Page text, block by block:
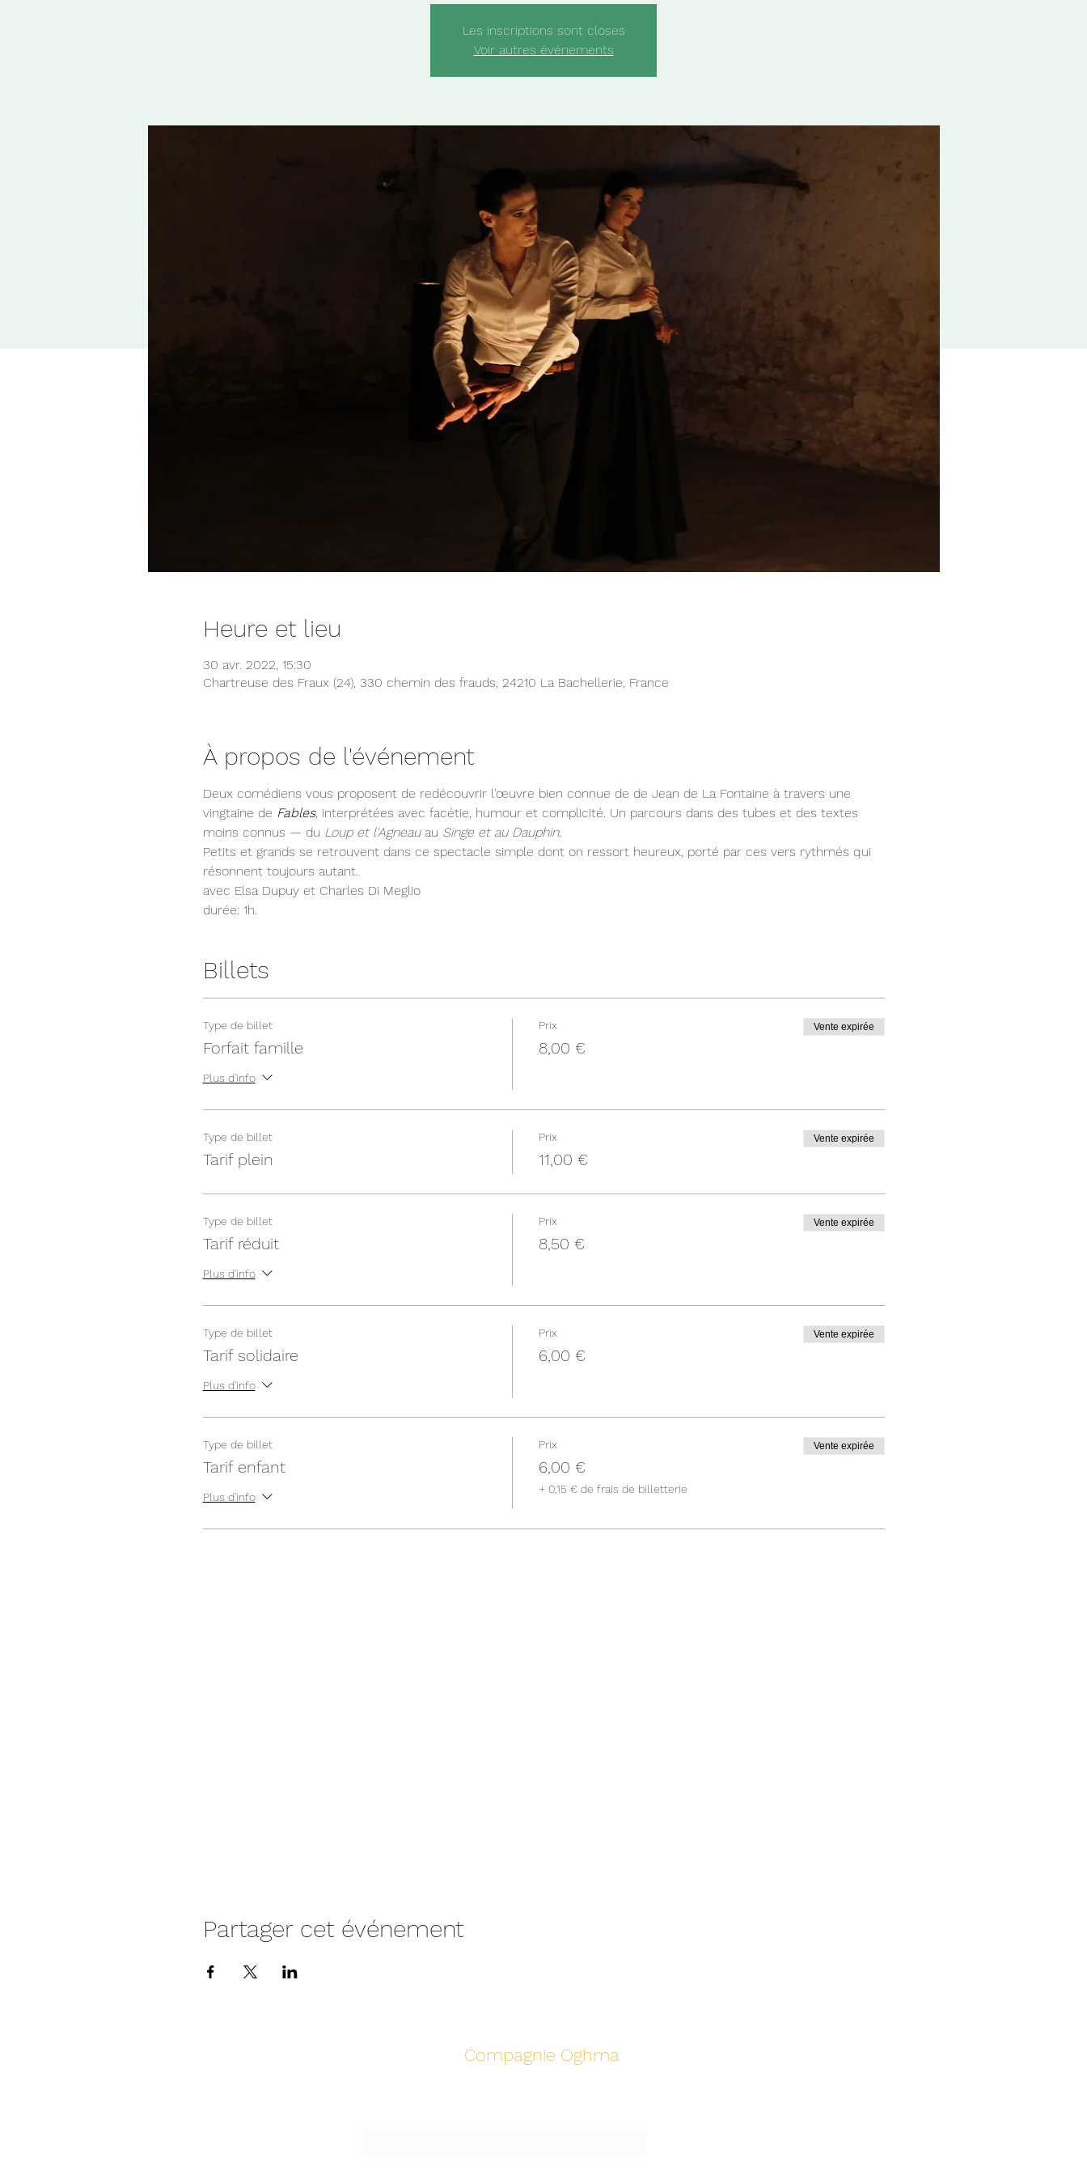
Les inscriptions sont closes
Voir autres événements
Heure et lieu
30 avr. 2022, 15:30
Chartreuse des Fraux (24), 330 chemin des frauds, 24210 La Bachellerie, France
À propos de l'événement
Deux comédiens vous proposent de redécouvrir l'œuvre bien connue de de Jean de La Fontaine à travers une
vingtaine de Fables, interprétées avec facétie, humour et complicité. Un parcours dans des tubes et des textes
moins connus — du Loup et l'Agneau au Singe et au Dauphin.
Petits et grands se retrouvent dans ce spectacle simple dont on ressort heureux, porté par ces vers rythmés qui
résonnent toujours autant.
avec Elsa Dupuy et Charles Di Meglio
durée: 1h.
Billets
Type de billet
Forfait famille
Plus d'info
Prix
8,00 €
Vente expirée
Type de billet
Tarif plein
Prix
11,00 €
Vente expirée
Type de billet
Tarif réduit
Plus d'info
Prix
8,50 €
Vente expirée
Type de billet
Tarif solidaire
Plus d'info
Prix
6,00 €
Vente expirée
Type de billet
Tarif enfant
Plus d'info
Prix
6,00 €
+ 0,15 € de frais de billetterie
Vente expirée
Partager cet événement
Compagnie Oghma